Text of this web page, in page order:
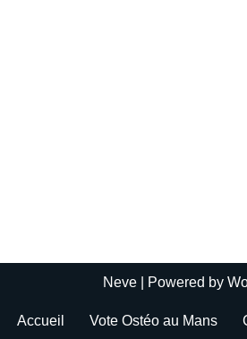
Neve | Powered by
Accueil Vote Ostéo au Mans